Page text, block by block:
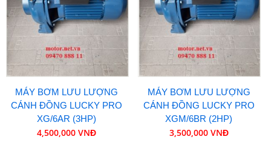
MÁY BƠM LƯU LƯỢNG
CÁNH ĐỒNG LUCKY PRO
XG/6AR (3HP)
4,500,000 VNĐ
MÁY BƠM LƯU LƯỢNG
CÁNH ĐỒNG LUCKY PRO
XGM/6BR (2HP)
3,500,000 VNĐ